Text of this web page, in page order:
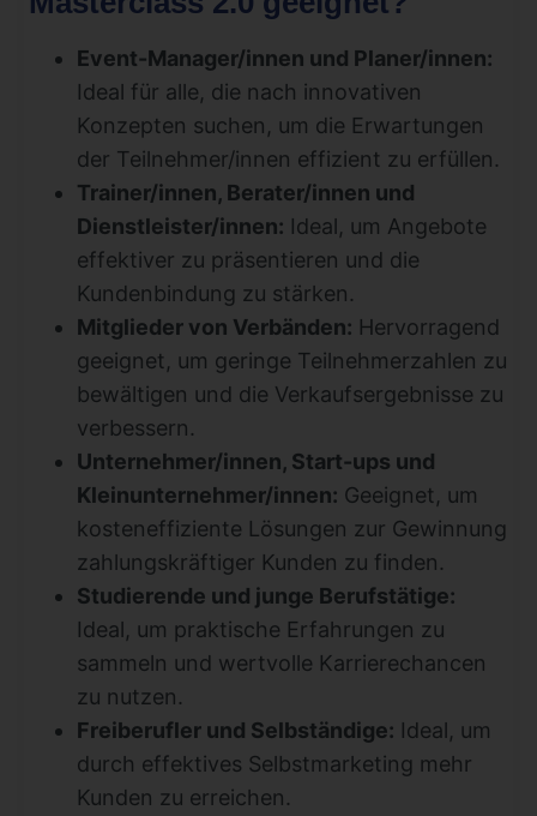
Event-Manager/innen und Planer/innen:
Ideal für alle, die nach innovativen
Konzepten suchen, um die Erwartungen
der Teilnehmer/innen effizient zu erfüllen.
Trainer/innen, Berater/innen und
Dienstleister/innen: Ideal, um Angebote
effektiver zu präsentieren und die
Kundenbindung zu stärken.
Mitglieder von Verbänden: Hervorragend
geeignet, um geringe Teilnehmerzahlen zu
bewältigen und die Verkaufsergebnisse zu
verbessern.
Unternehmer/innen, Start-ups und
Kleinunternehmer/innen: Geeignet, um
kosteneffiziente Lösungen zur Gewinnung
zahlungskräftiger Kunden zu finden.
Studierende und junge Berufstätige:
Ideal, um praktische Erfahrungen zu
sammeln und wertvolle Karrierechancen
zu nutzen.
Freiberufler und Selbständige: Ideal, um
durch effektives Selbstmarketing mehr
Kunden zu erreichen.